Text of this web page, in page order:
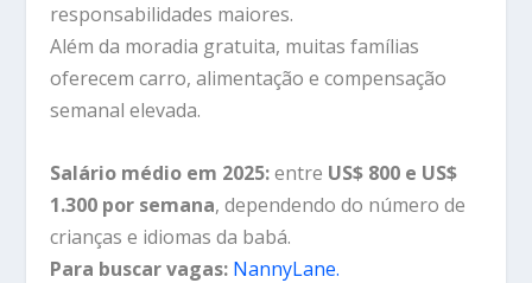
responsabilidades maiores.
Além da moradia gratuita, muitas famílias
oferecem carro, alimentação e compensação
semanal elevada.
Salário médio em 2025:entre US$ 800 e US$
1.300 por semana, dependendo do número de
crianças e idiomas da babá.
Para buscar vagas: NannyLane.